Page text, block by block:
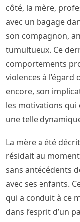
côté, la mère,
avec un bagage
son compagnon,
tumultueux. Ce
comportements
violences à
encore, son
les motivations qui
une telle
La mère a été
résidait au moment
sans antécédents
avec ses enfants.
qui a conduit à ce
dans l’esprit d’un